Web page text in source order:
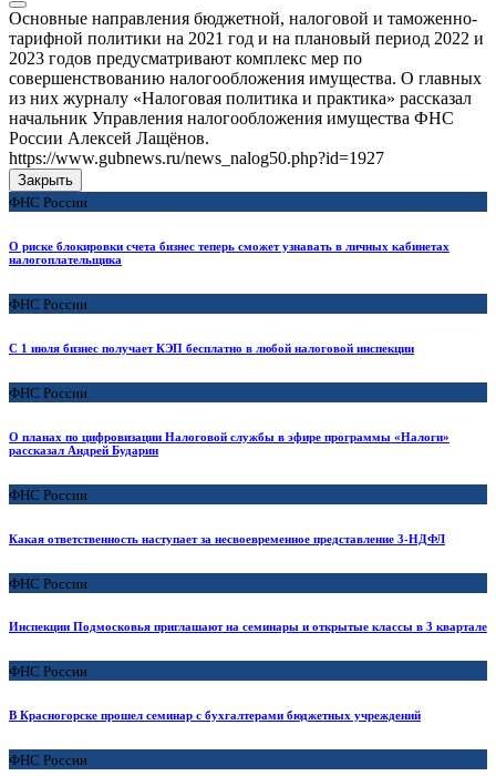
Основные направления бюджетной, налоговой и таможенно-
тарифной политики на 2021 год и на плановый период 2022 и
2023 годов предусматривают комплекс мер по
совершенствованию налогообложения имущества. О главных
из них журналу «Налоговая политика и практика» рассказал
начальник Управления налогообложения имущества ФНС
России Алексей Лащёнов.
https://www.gubnews.ru/news_nalog50.php?id=1927
Закрыть
ФНС России
О риске блокировки счета бизнес теперь сможет узнавать в личных кабинетах
налогоплательщика
ФНС России
С 1 июля бизнес получает КЭП бесплатно в любой налоговой инспекции
ФНС России
О планах по цифровизации Налоговой службы в эфире программы «Налоги»
рассказал Андрей Бударин
ФНС России
Какая ответственность наступает за несвоевременное представление 3-НДФЛ
ФНС России
Инспекции Подмосковья приглашают на семинары и открытые классы в 3 квартале
ФНС России
В Красногорске прошел семинар с бухгалтерами бюджетных учреждений
ФНС России